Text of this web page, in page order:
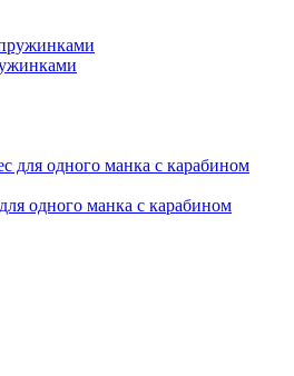
одного манка с карабином